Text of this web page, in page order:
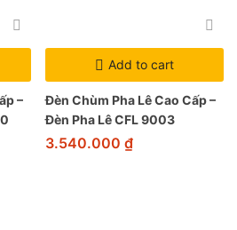
–
Add to cart
Đèn Chùm Pha Lê Cao Cấp –
Đèn Pha Lê CFL 9003
3.540.000 ₫